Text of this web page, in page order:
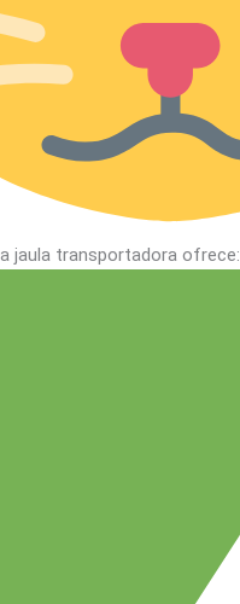
jaula transportadora ofrece: